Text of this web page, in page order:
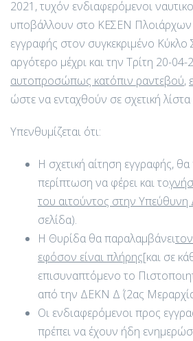
2021, τυχόν ενδιαφερόμενοι
υποβάλλουν στο ΚΕΣΕΝ Πλοιάρχων
εγγραφής στον συγκεκριμένο
αργότερο μέχρι και την Τρίτη 20-04-
αυτοπροσώπως κατόπιν ραντεβού,
ώστε να ενταχθούν σε σχετική
Υπενθυμίζεται ότι:
Η σχετική αίτηση εγγραφής,
περίπτωση να φέρει και το
του αιτούντος στην
σελίδα).
Η Θυρίδα θα παραλαμβάνει
εφόσον είναι πλήρης[και σε
επισυναπτόμενο το
από την ΔΕΚΝ Δ΄ (2ας
Οι ενδιαφερόμενοι προς
πρέπει να έχουν ήδη